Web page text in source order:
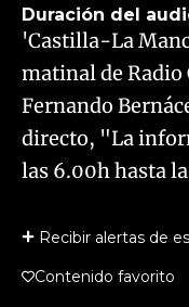
Duración del
'Castilla-La
matinal de
Fernando
directo, "La
las 6.00h hasta
Recibir alertas de
Contenido favorito